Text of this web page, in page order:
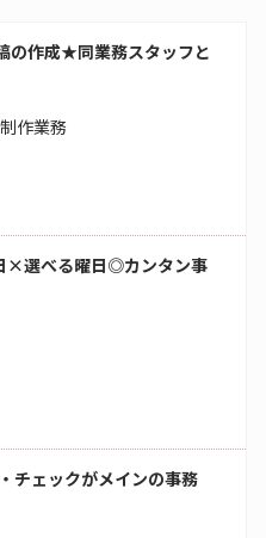
の作成★同業務スタッフと
作業務
×選べる曜日◎カンタン事
チェックがメインの事務